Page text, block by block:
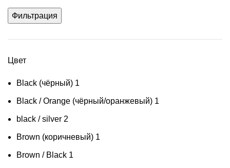
Фильтрация
Цвет
Black (чёрный) 1
Black / Orange (чёрный/оранжевый) 1
black / silver 2
Brown (коричневый) 1
Brown / Black 1